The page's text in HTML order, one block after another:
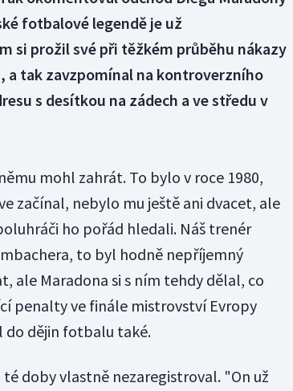
fotbalové legendě je už
si prožil své při těžkém průběhu nákazy
a tak zavzpomínal na kontroverzního
s desítkou na zádech a ve středu v
mohl zahrát. To bylo v roce 1980,
začínal, nebylo mu ještě ani dvacet, ale
ho pořád hledali. Náš trenér
to byl hodně nepříjemný
ale Maradona si s ním tehdy dělal, co
penalty ve finále mistrovství Evropy
do dějin fotbalu také.
doby vlastně nezaregistroval. "On už